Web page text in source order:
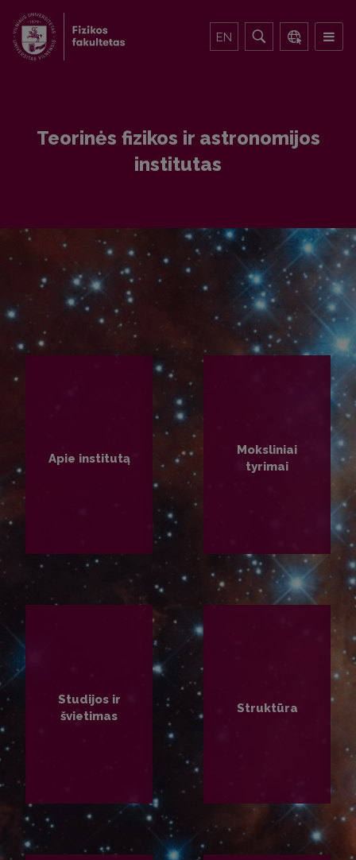
EN
Teorinės fizikos ir astronomijos
institutas
Apie institutą
Moksliniai
tyrimai
Studijos ir
švietimas
Struktūra